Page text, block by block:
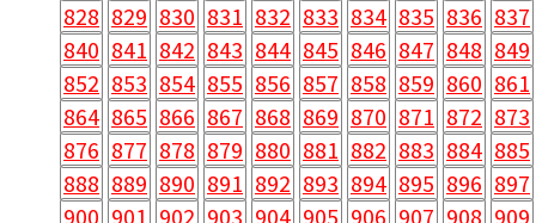
828 829 830 831 832 833 834 835 836 837
840 841 842 843 844 845 846 847 848 849
852 853 854 855 856 857 858 859 860 861
864 865 866 867 868 869 870 871 872 873
876 877 878 879 880 881 882 883 884 885
888 889 890 891 892 893 894 895 896 897
900 901 902 903 904 905 906 907 908 909